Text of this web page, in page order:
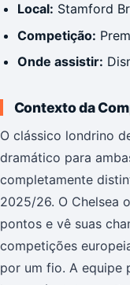
Local: Stamford
Competição:
Onde assistir:
Contexto da
O clássico londrino
dramático para
completamente
2025/26. O Chelsea
pontos e vê suas
competições
por um fio. A equipe